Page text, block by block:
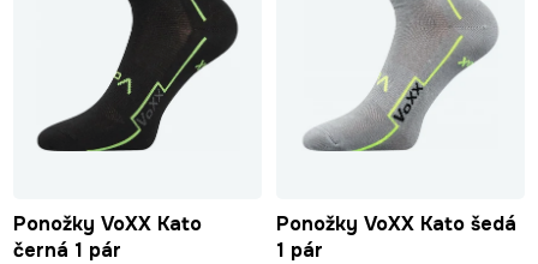
Ponožky VoXX Kato
černá 1 pár
Ponožky VoXX Kato šedá
1 pár